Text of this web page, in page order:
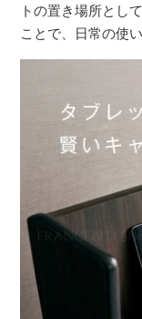
トの置き場所とし
ことで、日常の使